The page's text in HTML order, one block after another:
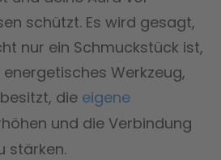
schützt. Es wird gesagt,
nur ein Schmuckstück ist,
Werkzeug,
die eigene
und die Verbindung
stärken.